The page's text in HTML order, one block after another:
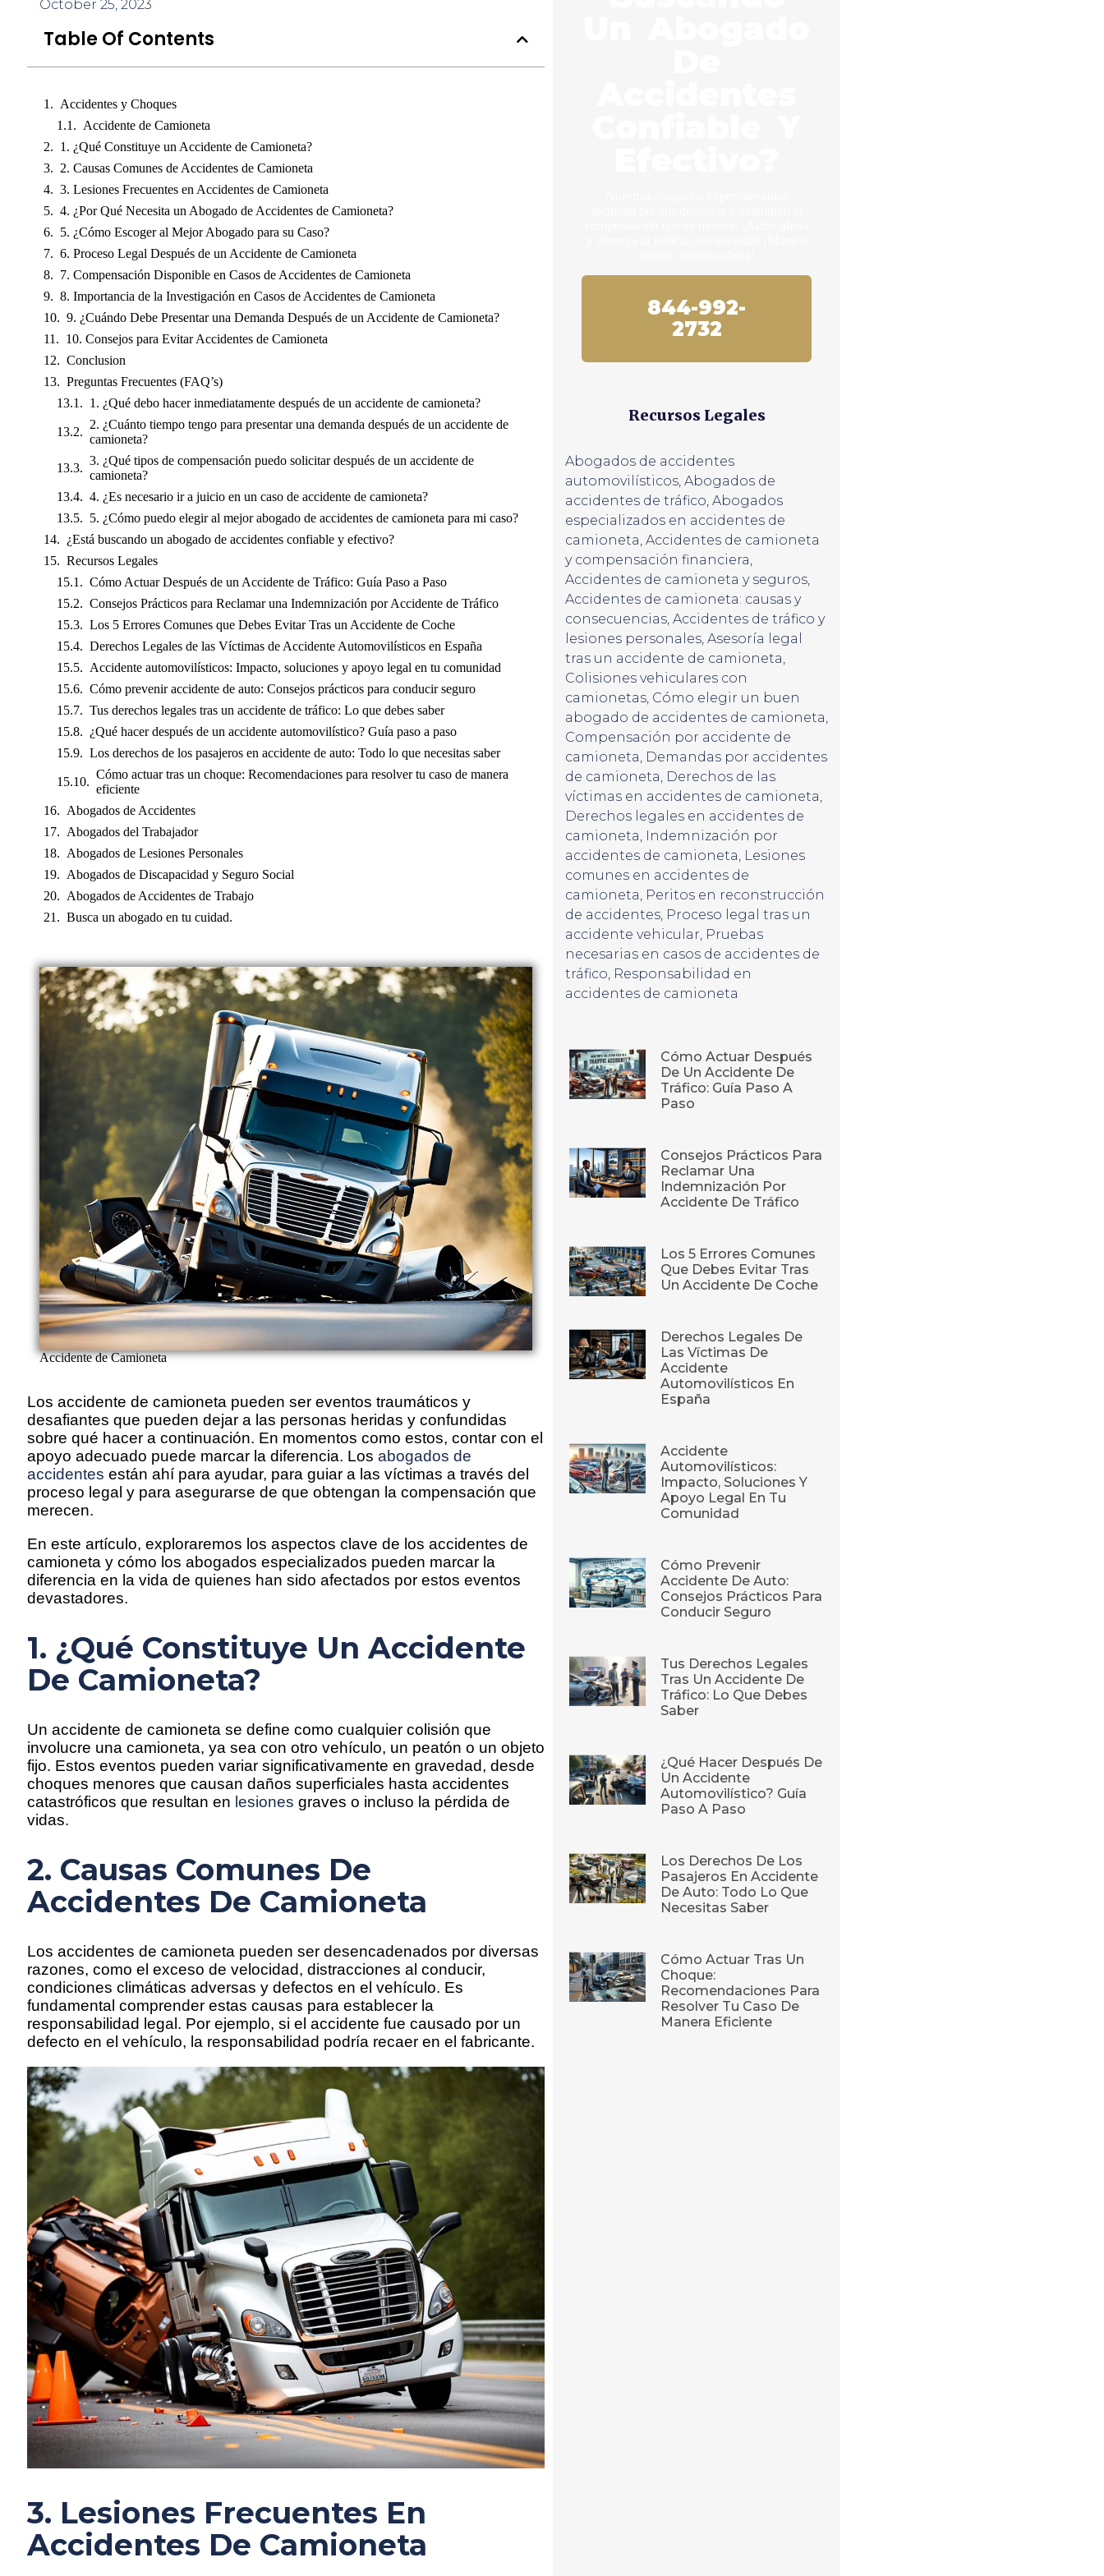
usando
pantalla;
Control-
October 25, 2023
Table Of Contents
Accidentes y Choques
Accidente de Camioneta
1. ¿Qué Constituye un Accidente de Camioneta?
2. Causas Comunes de Accidentes de Camioneta
3. Lesiones Frecuentes en Accidentes de Camioneta
4. ¿Por Qué Necesita un Abogado de Accidentes de Camioneta?
5. ¿Cómo Escoger al Mejor Abogado para su Caso?
6. Proceso Legal Después de un Accidente de Camioneta
7. Compensación Disponible en Casos de Accidentes de Camioneta
8. Importancia de la Investigación en Casos de Accidentes de Camioneta
9. ¿Cuándo Debe Presentar una Demanda Después de un Accidente de Camioneta?
10. Consejos para Evitar Accidentes de Camioneta
Conclusion
Preguntas Frecuentes (FAQ’s)
1. ¿Qué debo hacer inmediatamente después de un accidente de camioneta?
2. ¿Cuánto tiempo tengo para presentar una demanda después de un accidente de
camioneta?
3. ¿Qué tipos de compensación puedo solicitar después de un accidente de
camioneta?
4. ¿Es necesario ir a juicio en un caso de accidente de camioneta?
5. ¿Cómo puedo elegir al mejor abogado de accidentes de camioneta para mi caso?
¿Está buscando un abogado de accidentes confiable y efectivo?
Recursos Legales
Cómo Actuar Después de un Accidente de Tráfico: Guía Paso a Paso
Consejos Prácticos para Reclamar una Indemnización por Accidente de Tráfico
Los 5 Errores Comunes que Debes Evitar Tras un Accidente de Coche
Derechos Legales de las Víctimas de Accidente Automovilísticos en España
Accidente automovilísticos: Impacto, soluciones y apoyo legal en tu comunidad
Cómo prevenir accidente de auto: Consejos prácticos para conducir seguro
Tus derechos legales tras un accidente de tráfico: Lo que debes saber
¿Qué hacer después de un accidente automovilístico? Guía paso a paso
Los derechos de los pasajeros en accidente de auto: Todo lo que necesitas saber
Cómo actuar tras un choque: Recomendaciones para resolver tu caso de manera
eficiente
Abogados de Accidentes
Abogados del Trabajador
Abogados de Lesiones Personales
Abogados de Discapacidad y Seguro Social
Abogados de Accidentes de Trabajo
Busca un abogado en tu cuidad.
Accidente de Camioneta
Los accidente de camioneta pueden ser eventos traumáticos y
desafiantes que pueden dejar a las personas heridas y confundidas
sobre qué hacer a continuación. En momentos como estos, contar con el
apoyo adecuado puede marcar la diferencia. Los abogados de
accidentes están ahí para ayudar, para guiar a las víctimas a través del
proceso legal y para asegurarse de que obtengan la compensación que
merecen.
En este artículo, exploraremos los aspectos clave de los accidentes de
camioneta y cómo los abogados especializados pueden marcar la
diferencia en la vida de quienes han sido afectados por estos eventos
devastadores.
1. ¿Qué Constituye Un Accidente
De Camioneta?
Un accidente de camioneta se define como cualquier colisión que
involucre una camioneta, ya sea con otro vehículo, un peatón o un objeto
fijo. Estos eventos pueden variar significativamente en gravedad, desde
choques menores que causan daños superficiales hasta accidentes
catastróficos que resultan en lesiones graves o incluso la pérdida de
vidas.
2. Causas Comunes De
Accidentes De Camioneta
Los accidentes de camioneta pueden ser desencadenados por diversas
razones, como el exceso de velocidad, distracciones al conducir,
condiciones climáticas adversas y defectos en el vehículo. Es
fundamental comprender estas causas para establecer la
responsabilidad legal. Por ejemplo, si el accidente fue causado por un
defecto en el vehículo, la responsabilidad podría recaer en el fabricante.
3. Lesiones Frecuentes En
Accidentes De Camioneta
844-992-
2732
Recursos Legales
Abogados de accidentes
automovilísticos, Abogados de
accidentes de tráfico, Abogados
especializados en accidentes de
camioneta, Accidentes de camioneta
y compensación financiera,
Accidentes de camioneta y seguros,
Accidentes de camioneta: causas y
consecuencias, Accidentes de tráfico y
lesiones personales, Asesoría legal
tras un accidente de camioneta,
Colisiones vehiculares con
camionetas, Cómo elegir un buen
abogado de accidentes de camioneta,
Compensación por accidente de
camioneta, Demandas por accidentes
de camioneta, Derechos de las
víctimas en accidentes de camioneta,
Derechos legales en accidentes de
camioneta, Indemnización por
accidentes de camioneta, Lesiones
comunes en accidentes de
camioneta, Peritos en reconstrucción
de accidentes, Proceso legal tras un
accidente vehicular, Pruebas
necesarias en casos de accidentes de
tráfico, Responsabilidad en
accidentes de camioneta
Cómo Actuar Después
De Un Accidente De
Tráfico: Guía Paso A
Paso
Consejos Prácticos Para
Reclamar Una
Indemnización Por
Accidente De Tráfico
Los 5 Errores Comunes
Que Debes Evitar Tras
Un Accidente De Coche
Derechos Legales De
Las Víctimas De
Accidente
Automovilísticos En
España
Accidente
Automovilísticos:
Impacto, Soluciones Y
Apoyo Legal En Tu
Comunidad
Cómo Prevenir
Accidente De Auto:
Consejos Prácticos Para
Conducir Seguro
Tus Derechos Legales
Tras Un Accidente De
Tráfico: Lo Que Debes
Saber
¿Qué Hacer Después De
Un Accidente
Automovilístico? Guía
Paso A Paso
Los Derechos De Los
Pasajeros En Accidente
De Auto: Todo Lo Que
Necesitas Saber
Cómo Actuar Tras Un
Choque:
Recomendaciones Para
Resolver Tu Caso De
Manera Eficiente